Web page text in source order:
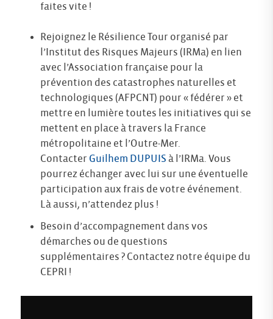
faites vite !
Rejoignez le Résilience Tour organisé par
l’Institut des Risques Majeurs (IRMa) en lien
avec l’Association française pour la
prévention des catastrophes naturelles et
technologiques (AFPCNT) pour « fédérer » et
mettre en lumière toutes les initiatives qui se
mettent en place à travers la France
métropolitaine et l’Outre-Mer.
Contacter Guilhem DUPUIS à l’IRMa. Vous
pourrez échanger avec lui sur une éventuelle
participation aux frais de votre événement.
Là aussi, n’attendez plus !
Besoin d’accompagnement dans vos
démarches ou de questions
supplémentaires ? Contactez notre équipe du
CEPRI !